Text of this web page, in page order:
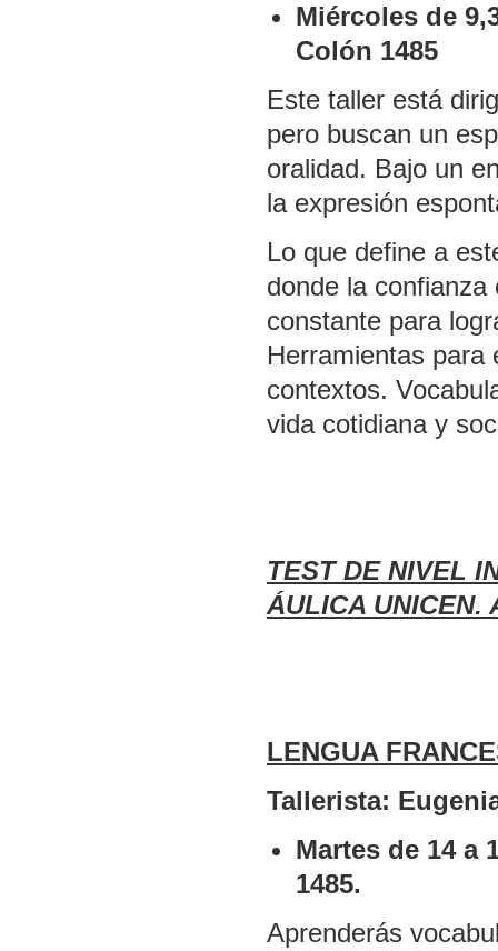
Miércoles de
Colón 1485
Este taller está
pero buscan un
oralidad. Bajo un
la expresión
Lo que define a
donde la
constante para
Herramientas para
contextos.
vida cotidiana y
TEST DE NIVEL
ÁULICA UNICEN.
LENGUA
Tallerista:
Martes de 14 a
1485.
Aprenderás